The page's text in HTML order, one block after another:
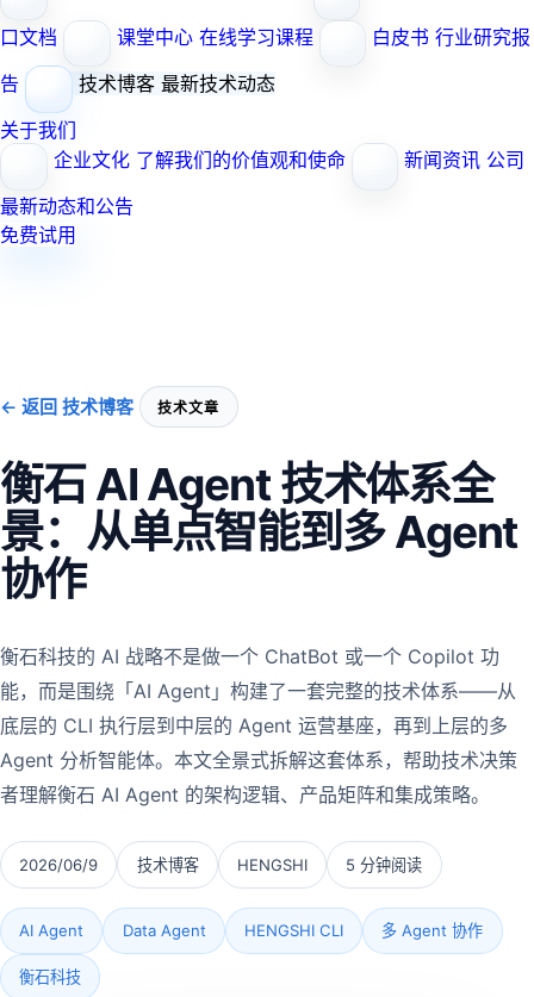
口文档
课堂中心 在线学习课程 白皮书 行业研究报
告
技术博客 最新技术动态
关于我们
企业文化 了解我们的价值观和使命 新闻资讯 公司
最新动态和公告
免费试用
← 返回 技术博客 技术文章
衡石 AI Agent 技术体系全
景：从单点智能到多 Agent
协作
衡石科技的 AI 战略不是做一个 ChatBot 或一个 Copilot 功
能，而是围绕「AI Agent」构建了一套完整的技术体系——从
底层的 CLI 执行层到中层的 Agent 运营基座，再到上层的多
Agent 分析智能体。本文全景式拆解这套体系，帮助技术决策
者理解衡石 AI Agent 的架构逻辑、产品矩阵和集成策略。
2026/06/9 技术博客 HENGSHI 5 分钟阅读
AI Agent Data Agent HENGSHI CLI 多 Agent 协作
衡石科技